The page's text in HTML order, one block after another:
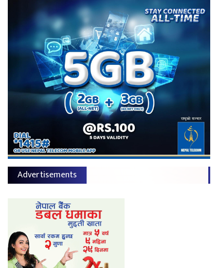
Advertisements